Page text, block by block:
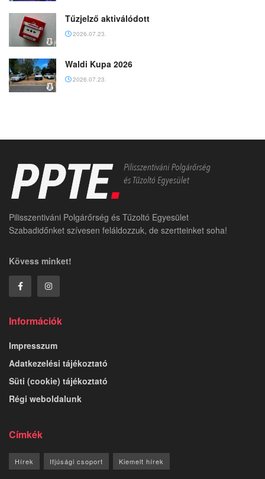
Tűzjelző aktiválódott
2026.07.23.
Waldi Kupa 2026
2026.07.23.
Pilisszentiváni Polgárőrség és Tűzoltó Egyesület
Szabadidőnket szívesen feláldozzuk, de szertteinket soha!
Kövess minket!
Információk
Impresszum
Adatkezelési tájékoztató
Süti (cookie) tájékoztató
Régi weboldalunk
Címkék
Hírek Ifjúsági csoport Kiemelt hírek